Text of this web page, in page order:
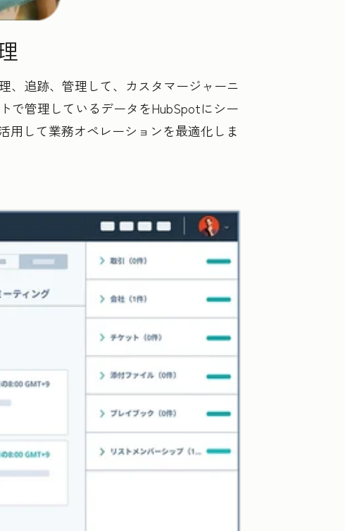
、追跡、管理して、カスタマージャーニ
で管理しているデータをHubSpotにシー
用して業務オペレーションを最適化しま